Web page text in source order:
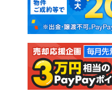
新築一戸建て
注文住宅
売却査定